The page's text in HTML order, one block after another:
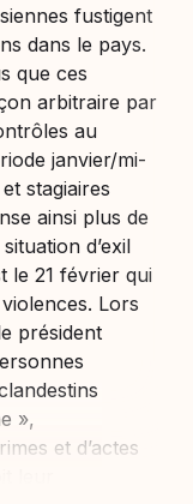
fustigent
dans le pays.
que ces
arbitraire par
au
janvier/mi-
stagiaires
ainsi plus de
d’exil
le 21 février qui
Lors
président
»,
et d’actes